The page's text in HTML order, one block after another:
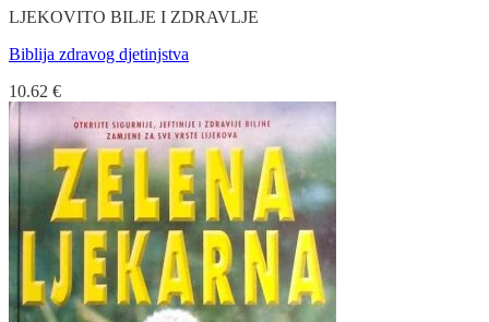
LJEKOVITO BILJE I ZDRAVLJE
Biblija zdravog djetinjstva
10.62 €